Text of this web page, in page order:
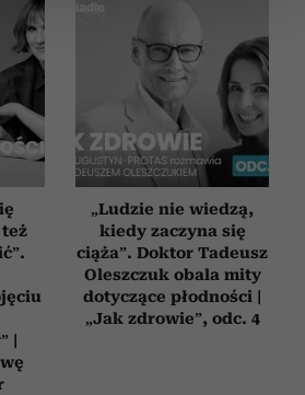
zgodę w dowolnej chwili.
cookie do spersonalizowania treści
funkcje społecznościowe i
witrynie. Informacje o tym, jak
udostępniamy partnerom
i analitycznym.
te informacje z innymi danymi
lub uzyskanymi podczas
|
„Ludzie nie wiedzą,
kiedy zaczyna się
ciąża”. Doktor Tadeusz
Oleszczuk obala mity
dotyczące płodności |
„Jak zdrowie”, odc. 4